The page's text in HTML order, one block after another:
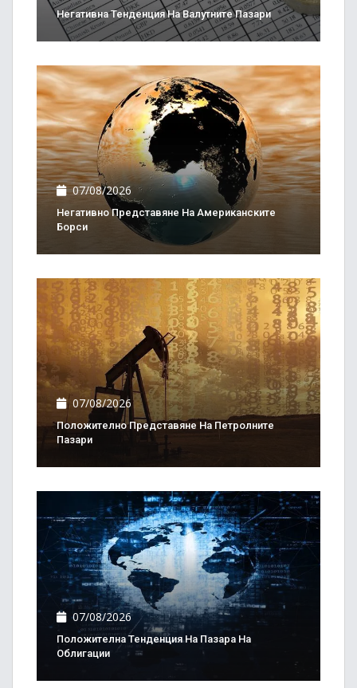
Негативна Тенденция На Валутните Пазари
07/08/2026
Негативно Представяне На Американските
Борси
07/08/2026
Положително Представяне На Петролните
Пазари
07/08/2026
Положителна Тенденция На Пазара На
Облигации